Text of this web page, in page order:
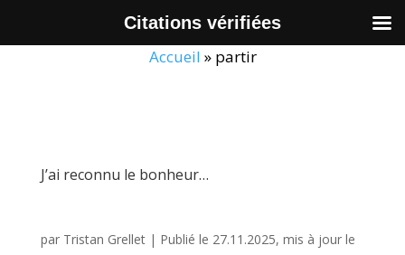
Accueil » partir
J’ai reconnu le bonheur…
par Tristan Grellet| Publié le 27.11.2025, mis à jour le
Citations vérifiées